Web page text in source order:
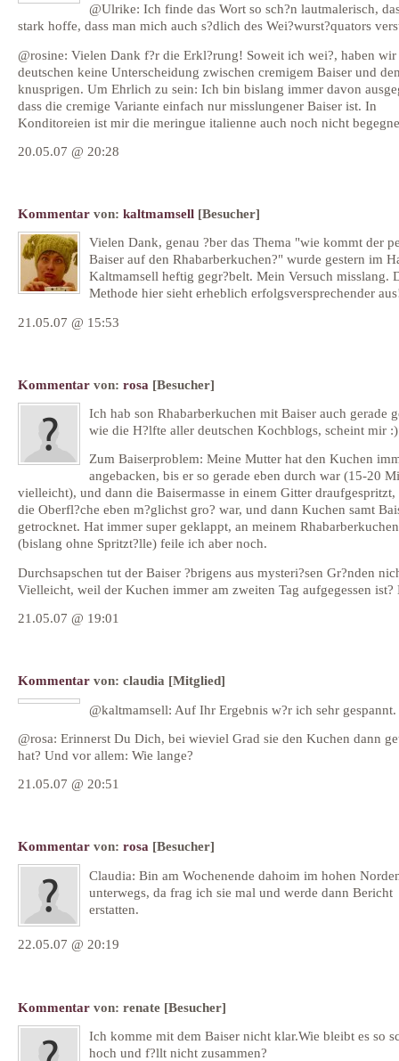
@Ulrike: Ich finde das Wort so sch?n lautmalerisch,
stark hoffe, dass man mich auch s?dlich des Wei?wurst?quators
@rosine: Vielen Dank f?r die Erkl?rung! Soweit ich wei?, haben
deutschen keine Unterscheidung zwischen cremigem Baiser und
knusprigen. Um Ehrlich zu sein: Ich bin bislang immer davon
dass die cremige Variante einfach nur misslungener Baiser ist. In
Konditoreien ist mir die meringue italienne auch noch nicht
20.05.07 @ 20:28
Kommentar von: kaltmamsell [Besucher]
Vielen Dank, genau ?ber das Thema "wie kommt der
Baiser auf den Rhabarberkuchen?" wurde gestern im
Kaltmamsell heftig gegr?belt. Mein Versuch misslang.
Methode hier sieht erheblich erfolgsversprechender
21.05.07 @ 15:53
Kommentar von: rosa [Besucher]
Ich hab son Rhabarberkuchen mit Baiser auch gerade
wie die H?lfte aller deutschen Kochblogs, scheint mir :)
Zum Baiserproblem: Meine Mutter hat den Kuchen
angebacken, bis er so gerade eben durch war (15-20
vielleicht), und dann die Baisermasse in einem Gitter draufgespritzt,
die Oberfl?che eben m?glichst gro? war, und dann Kuchen samt
getrocknet. Hat immer super geklappt, an meinem
(bislang ohne Spritzt?lle) feile ich aber noch.
Durchsapschen tut der Baiser ?brigens aus mysteri?sen Gr?nden
Vielleicht, weil der Kuchen immer am zweiten Tag aufgegessen ist?
21.05.07 @ 19:01
Kommentar von: claudia [Mitglied]
@kaltmamsell: Auf Ihr Ergebnis w?r ich sehr gespannt.
@rosa: Erinnerst Du Dich, bei wieviel Grad sie den Kuchen dann
hat? Und vor allem: Wie lange?
21.05.07 @ 20:51
Kommentar von: rosa [Besucher]
Claudia: Bin am Wochenende dahoim im hohen
unterwegs, da frag ich sie mal und werde dann Bericht
erstatten.
22.05.07 @ 20:19
Kommentar von: renate [Besucher]
Ich komme mit dem Baiser nicht klar.Wie bleibt es so
hoch und f?llt nicht zusammen?